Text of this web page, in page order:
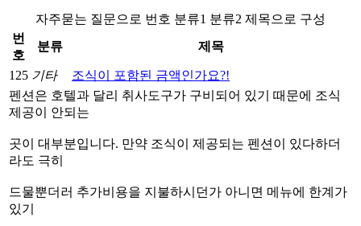
자주묻는 질문으로 번호 분류1 분류2 제목으로 구성
번
호
분류 제목
125 기타
조식이 포함된 금액인가요?!
펜션은 호텔과 달리 취사도구가 구비되어 있기 때문에 조식
제공이 안되는
곳이 대부분입니다. 만약 조식이 제공되는 펜션이 있다하더
라도 극히
드물뿐더러 추가비용을 지불하시던가 아니면 메뉴에 한계가
있기